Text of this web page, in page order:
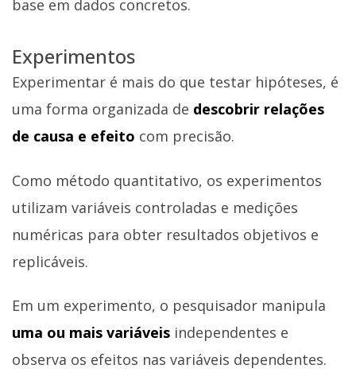
base em dados concretos.
Experimentos
Experimentar é mais do que testar hipóteses, é
uma forma organizada de descobrir relações
de causa e efeito com precisão.
Como método quantitativo, os experimentos
utilizam variáveis controladas e medições
numéricas para obter resultados objetivos e
replicáveis.
Em um experimento, o pesquisador manipula
uma ou mais variáveis independentes e
observa os efeitos nas variáveis dependentes.